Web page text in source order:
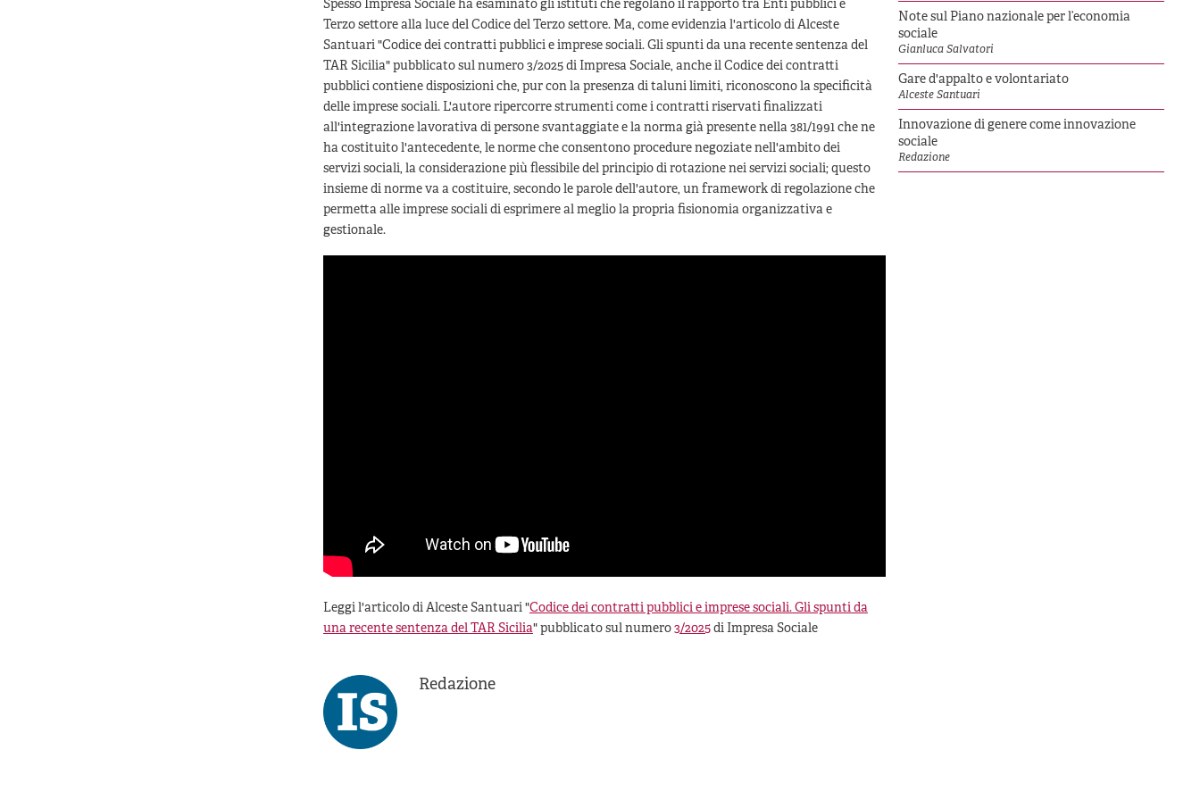
Spesso Impresa Sociale ha esaminato gli istituti che regolano il rapporto tra Enti pubblici e
Terzo settore alla luce del Codice del Terzo settore. Ma, come evidenzia l'articolo di Alceste
Santuari "Codice dei contratti pubblici e imprese sociali. Gli spunti da una recente sentenza del
TAR Sicilia" pubblicato sul numero 3/2025 di Impresa Sociale, anche il Codice dei contratti
pubblici contiene disposizioni che, pur con la presenza di taluni limiti, riconoscono la specificità
delle imprese sociali. L'autore ripercorre strumenti come i contratti riservati finalizzati
all'integrazione lavorativa di persone svantaggiate e la norma già presente nella 381/1991 che ne
ha costituito l'antecedente, le norme che consentono procedure negoziate nell'ambito dei
servizi sociali, la considerazione più flessibile del principio di rotazione nei servizi sociali; questo
insieme di norme va a costituire, secondo le parole dell'autore, un framework di regolazione che
permetta alle imprese sociali di esprimere al meglio la propria fisionomia organizzativa e
gestionale.
Leggi l'articolo di Alceste Santuari "Codice dei contratti pubblici e imprese sociali. Gli spunti da
una recente sentenza del TAR Sicilia" pubblicato sul numero3/2025di Impresa Sociale
Redazione
Note sul Piano nazionale per l’economia
sociale
Gianluca Salvatori
Gare d'appalto e volontariato
Alceste Santuari
Innovazione di genere come innovazione
sociale
Redazione